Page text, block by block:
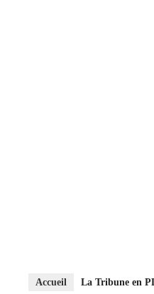
Accueil La Tribune en